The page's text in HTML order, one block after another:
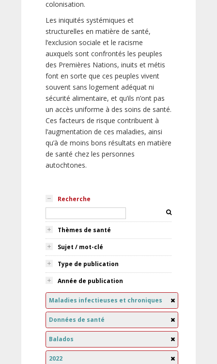
colonisation.
Les iniquités systémiques et
structurelles en matière de santé,
l’exclusion sociale et le racisme
auxquels sont confrontés les peuples
des Premières Nations, inuits et métis
font en sorte que ces peuples vivent
souvent sans logement adéquat ni
sécurité alimentaire, et qu’ils n’ont pas
un accès uniforme à des soins de santé.
Ces facteurs de risque contribuent à
l’augmentation de ces maladies, ainsi
qu’à de moins bons résultats en matière
de santé chez les personnes
autochtones.
Recherche
Thèmes de santé
Sujet / mot-clé
Type de publication
Année de publication
Maladies infectieuses et chroniques
Données de santé
Balados
2022